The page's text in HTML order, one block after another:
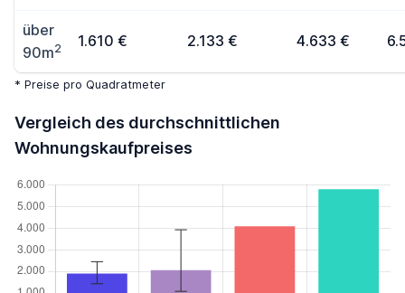
über
90m2 1.610 € 2.133 € 4.633 €
* Preise pro Quadratmeter
Vergleich des durchschnittlichen
Wohnungskaufpreises